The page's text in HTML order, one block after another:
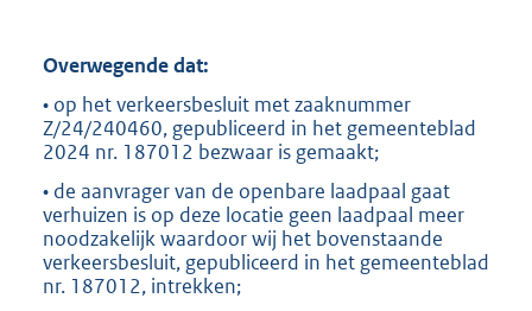
Overwegende dat:
• op het verkeersbesluit met zaaknummer
Z/24/240460, gepubliceerd in het gemeenteblad
2024 nr. 187012 bezwaar is gemaakt;
• de aanvrager van de openbare laadpaal gaat
verhuizen is op deze locatie geen laadpaal meer
noodzakelijk waardoor wij het bovenstaande
verkeersbesluit, gepubliceerd in het gemeenteblad
nr. 187012, intrekken;